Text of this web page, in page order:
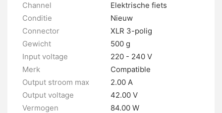
Channel
Elektrische fiets
Conditie
Nieuw
Connector
XLR 3-polig
Gewicht
500 g
Input voltage
220 - 240 V
Merk
Compatible
Output stroom max
2.00 A
Output voltage
42.00 V
Vermogen
84.00 W